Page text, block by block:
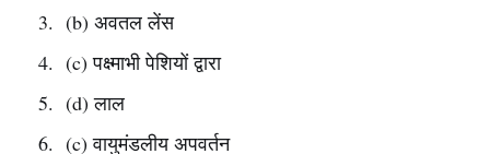
(b) अवतल लेंस
(c) पक्ष्माभी पेशियों द्वारा
(d) लाल
(c) वायुमंडलीय अपवर्तन